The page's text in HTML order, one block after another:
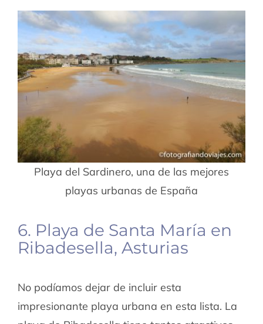
Playa del Sardinero, una de las mejores
playas urbanas de España
6. Playa de Santa María en
Ribadesella, Asturias
No podíamos dejar de incluir esta
impresionante playa urbana en esta lista. La